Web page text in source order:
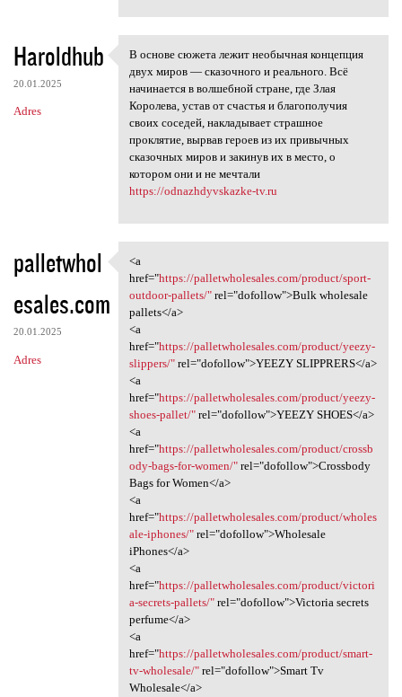
Haroldhub
20.01.2025
Adres
В основе сюжета лежит
В основе сюжета лежит необычная концепция
двух миров — сказочного и реального. Всё
начинается в волшебной стране, где Злая
Королева, устав от счастья и благополучия
своих соседей, накладывает страшное
проклятие, вырвав героев из их привычных
сказочных миров и закинув их в место, о
котором они и не мечтали
https://odnazhdyvskazke-tv.ru
palletwhol
esales.com
20.01.2025
Adres
<a href="https:/
<a
href="https://palletwholesales.com/product/sport-
outdoor-pallets/"rel="dofollow">Bulk wholesale
pallets</a>
<a
href="https://palletwholesales.com/product/yeezy-
slippers/"rel="dofollow">YEEZY SLIPPRERS</a>
<a
href="https://palletwholesales.com/product/yeezy-
shoes-pallet/"rel="dofollow">YEEZY SHOES</a>
<a
href="https://palletwholesales.com/product/crossb
ody-bags-for-women/"rel="dofollow">Crossbody
Bags for Women</a>
<a
href="https://palletwholesales.com/product/wholes
ale-iphones/"rel="dofollow">Wholesale
iPhones</a>
<a
href="https://palletwholesales.com/product/victori
a-secrets-pallets/"rel="dofollow">Victoria secrets
perfume</a>
<a
href="https://palletwholesales.com/product/smart-
tv-wholesale/"rel="dofollow">Smart Tv
Wholesale</a>